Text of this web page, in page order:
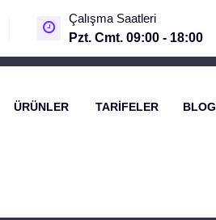
Çalışma Saatleri
Pzt. Cmt. 09:00 - 18:00
ÜRÜNLER TARIFELER BLOG